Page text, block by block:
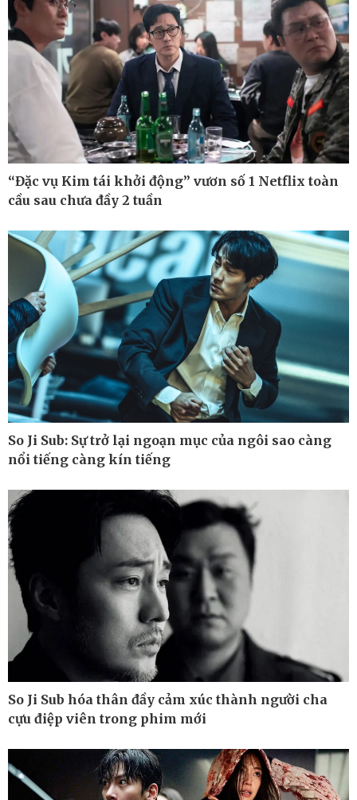
Ô tô
Xe máy
Tư vấn
Thông tin doanh nghiệp
Doanh nghiệp 24h
Doanh nhân
Vì cộng đồng
Công nghệ
Tin Công nghệ
Trải nghiệm
Chuyển đổi số
Sức khỏe
Dinh dưỡng - món ngon
Cây thuốc
Sản phụ khoa
Nhi khoa
Làm đẹp - giảm cân
Phòng mạch online
Ăn sạch sống khỏe
“Đặc vụ Kim tái khởi động” vươn số 1 Netflix toàn
cầu sau chưa đầy 2 tuần
So Ji Sub: Sự trở lại ngoạn mục của ngôi sao càng
nổi tiếng càng kín tiếng
So Ji Sub hóa thân đầy cảm xúc thành người cha
cựu điệp viên trong phim mới